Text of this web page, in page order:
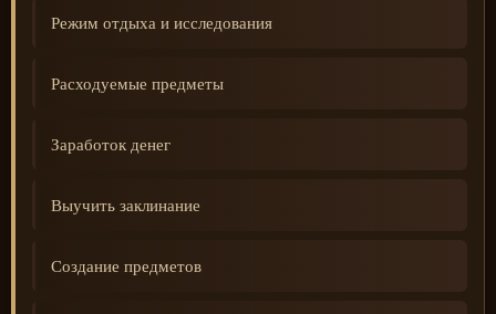
Режим отдыха и исследования
Расходуемые предметы
Заработок денег
Выучить заклинание
Создание предметов